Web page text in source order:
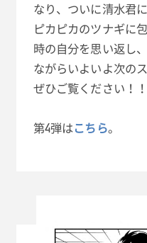
なり、ついに清水君
ピカピカのツナギに
時の自分を思い返し
ながらいよいよ次の
ぜひご覧ください！！
第4弾はこちら。